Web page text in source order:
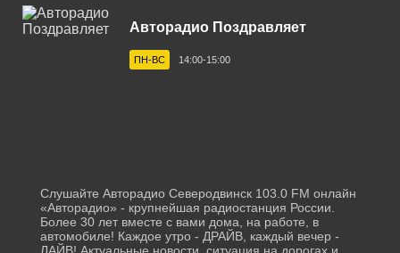
Благовещенск 87.7 FM
Бологое 106.4 FM
Бугульма 105.9 FM
Буденновск 106.0 FM
Авторадио Поздравляет
ПН-ВС 14:00-15:00
Слушайте Авторадио Северодвинск 103.0 FM онлайн
«Авторадио» - крупнейшая радиостанция России.
Более 30 лет вместе с вами дома, на работе, в
автомобиле! Каждое утро - ДРАЙВ, каждый вечер -